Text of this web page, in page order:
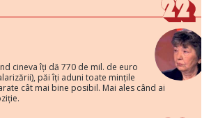
cineva îți dă 770 de mil. de euro
păi îți aduni toate mințile
cât mai bine posibil. Mai ales când ai